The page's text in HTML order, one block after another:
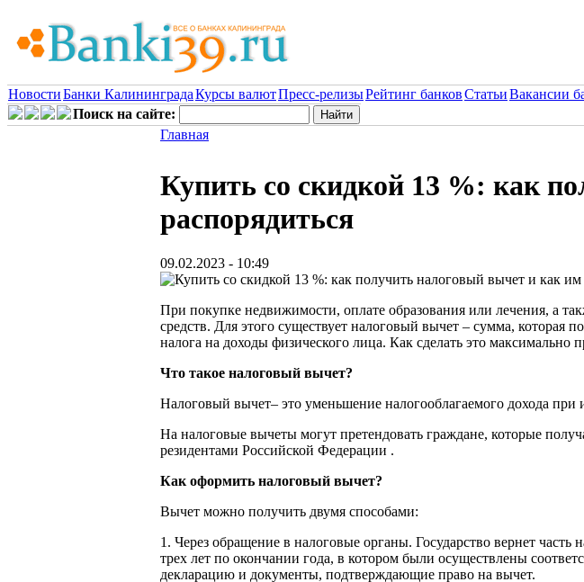
НовостиБанки КалининградаКурсы валютПресс-релизыРейтинг банковСтатьиВакансии
Поиск на сайте:
Главная
Купить со скидкой 13 %: как
распорядиться
09.02.2023 - 10:49
При покупке недвижимости, оплате образования или лечения, а
средств. Для этого существует налоговый вычет – сумма, которая
налога на доходы физического лица. Как сделать это максимально
Что такое налоговый вычет?
Налоговый вычет– это уменьшение налогооблагаемого дохода
На налоговые вычеты могут претендовать граждане, которые
резидентами Российской Федерации .
Как оформить налоговый вычет?
Вычет можно получить двумя способами:
1. Через обращение в налоговые органы. Государство вернет
трех лет по окончании года, в котором были осуществлены
декларацию и документы, подтверждающие право на вычет.